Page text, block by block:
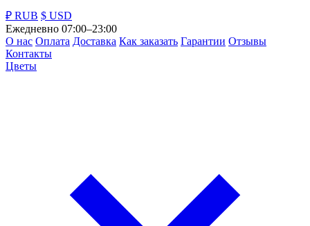
₽ RUB $ USD
Ежедневно 07:00–23:00
О нас Оплата Доставка Как заказать Гарантии Отзывы
Контакты
Цветы